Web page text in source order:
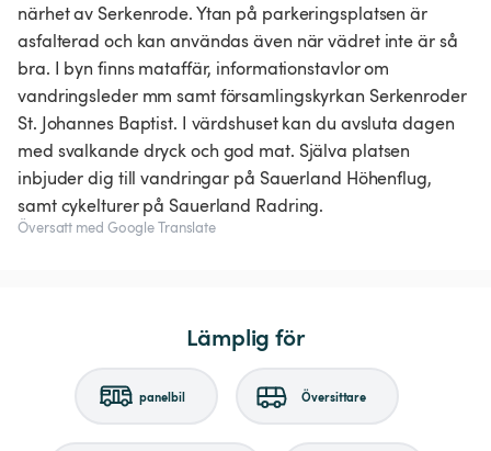
närhet av Serkenrode. Ytan på parkeringsplatsen är
asfalterad och kan användas även när vädret inte är så
bra. I byn finns mataffär, informationstavlor om
vandringsleder mm samt församlingskyrkan Serkenroder
St. Johannes Baptist. I värdshuset kan du avsluta dagen
med svalkande dryck och god mat. Själva platsen
inbjuder dig till vandringar på Sauerland Höhenflug,
samt cykelturer på Sauerland Radring.
Översatt med Google Translate
Lämplig för
panelbil Översittare